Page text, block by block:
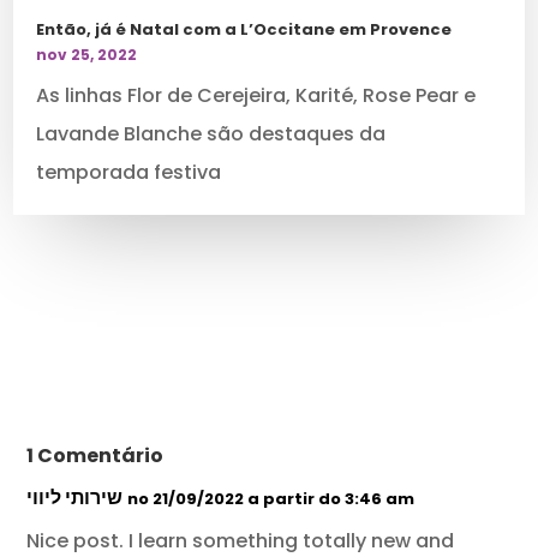
Então, já é Natal com a L’Occitane em Provence
nov 25, 2022
As linhas Flor de Cerejeira, Karité, Rose Pear e
Lavande Blanche são destaques da
temporada festiva
1 Comentário
שירותי ליווי no 21/09/2022 a partir do 3:46 am
Nice post. I learn something totally new and